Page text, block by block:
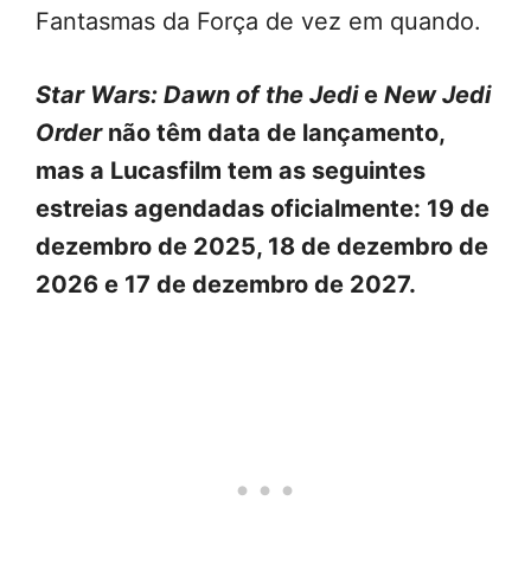
Fantasmas da Força de vez em quando.
Star Wars: Dawn of the Jedie New Jedi
Ordernão têm data de lançamento,
mas a Lucasfilm tem as seguintes
estreias agendadas oficialmente: 19 de
dezembro de 2025, 18 de dezembro de
2026 e 17 de dezembro de 2027.